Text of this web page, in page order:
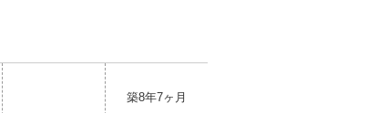
築8年7ヶ月